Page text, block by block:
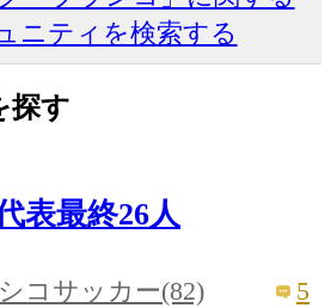
ニティを検索する
探す
表最終26人
コサッカー(82) 5